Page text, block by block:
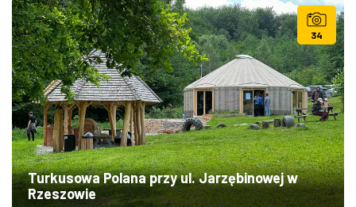
34
Turkusowa Polana przy ul. Jarzębinowej w
Rzeszowie